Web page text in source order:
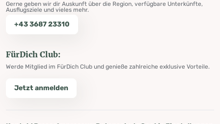
Gerne geben wir dir Auskunft über die Region, verfügbare Unterkünfte,
Ausflugsziele und vieles mehr.
+43 3687 23310
FürDich Club:
Werde Mitglied im FürDich Club und genieße zahlreiche exklusive Vorteile.
Jetzt anmelden